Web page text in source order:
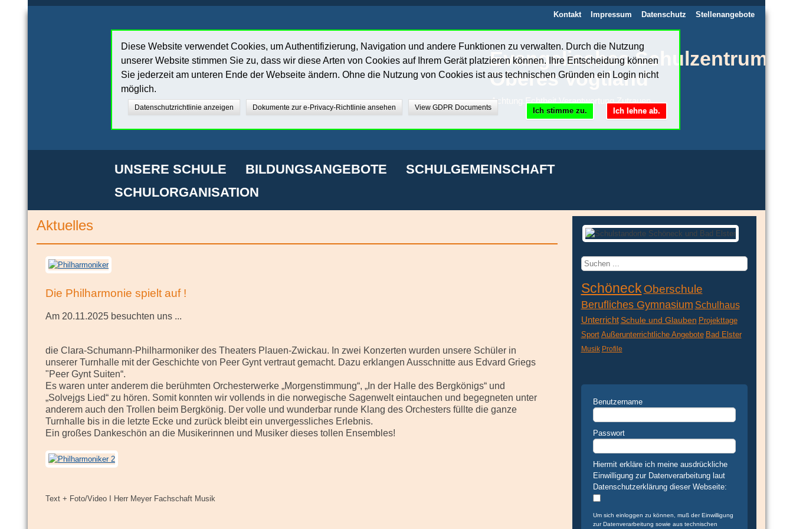
Evangelisches Schulzentrum
Oberes Vogtland
Achtung.Echtheit.Verantwortung.Zutrauen
Kontakt Impressum Datenschutz Stellenangebote
UNSERE SCHULE BILDUNGSANGEBOTE
SCHULGEMEINSCHAFT
SCHULORGANISATION
Aktuelles
Die Philharmonie spielt auf !
Am 20.11.2025 besuchten uns ...
die Clara-Schumann-Philharmoniker des Theaters Plauen-Zwickau. In zwei Konzerten wurden unsere Schüler in
unserer Turnhalle mit der Geschichte von Peer Gynt vertraut gemacht. Dazu erklangen Ausschnitte aus Edvard Griegs
"Peer Gynt Suiten“.
Es waren unter anderem die berühmten Orchesterwerke „Morgenstimmung“, „In der Halle des Bergkönigs“ und
„Solvejgs Lied“ zu hören. Somit konnten wir vollends in die norwegische Sagenwelt eintauchen und begegneten unter
anderem auch den Trollen beim Bergkönig. Der volle und wunderbar runde Klang des Orchesters füllte die ganze
Turnhalle bis in die letzte Ecke und zurück bleibt ein unvergessliches Erlebnis.
Ein großes Dankeschön an die Musikerinnen und Musiker dieses tollen Ensembles!
Text + Foto/Video I Herr Meyer Fachschaft Musik
Suchen
Schöneck Oberschule
Berufliches Gymnasium Schulhaus
Unterricht Schule und Glauben Projekttage
Sport Außerunterrichtliche Angebote Bad Elster
Musik Profile
Benutzername
Passwort
Hiermit erkläre ich meine ausdrückliche
Einwilligung zur Datenverarbeitung laut
Datenschutzerklärung dieser Webseite:
Um sich einloggen zu können, muß der Einwilligung
zur Datenverarbeitung sowie aus technischen
Diese Website verwendet Cookies, um Authentifizierung, Navigation und andere Funktionen zu verwalten. Durch die Nutzung
unserer Website stimmen Sie zu, dass wir diese Arten von Cookies auf Ihrem Gerät platzieren können. Ihre Entscheidung können
Sie jederzeit am unteren Ende der Webseite ändern. Ohne die Nutzung von Cookies ist aus technischen Gründen ein Login nicht
möglich.
Datenschutzrichtlinie anzeigen Dokumente zur e-Privacy-Richtlinie ansehen View GDPR Documents Ich lehne ab.
Ich stimme zu.